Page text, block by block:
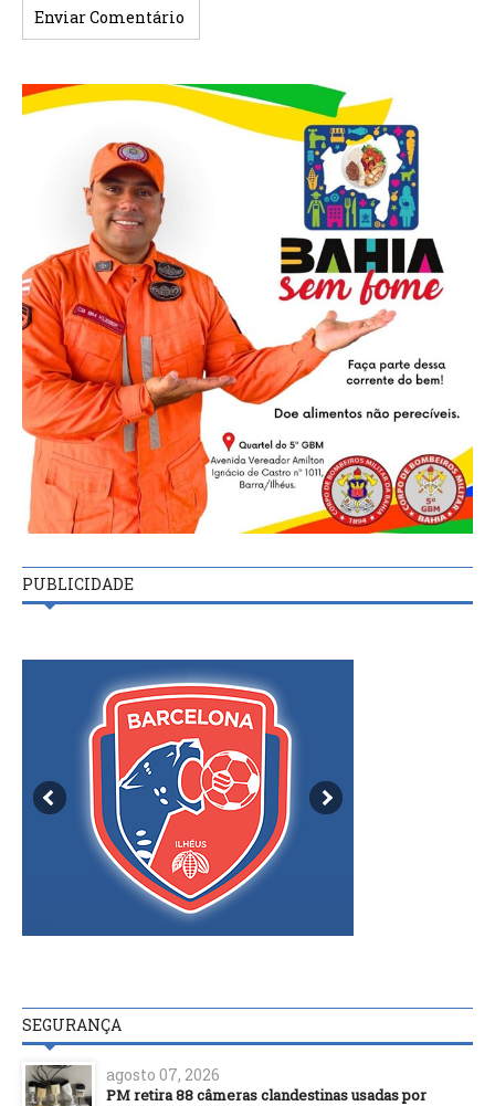
PUBLICIDADE
SEGURANÇA
agosto 07, 2026
PM retira 88 câmeras clandestinas usadas por